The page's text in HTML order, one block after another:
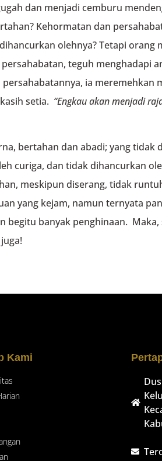
dan menjadi cemburu
Kehormatan dan
olehnya? Tetapi orang
teguh menghadapi
ia meremehkan
setia. “Engkau akan menjadi
bertahan dan abadi; yang tidak
curiga, dan tidak dihancurkan
meskipun diserang, tidak
yang kejam, namun ternyata
begitu banyak penghinaan. Maka,
Kami